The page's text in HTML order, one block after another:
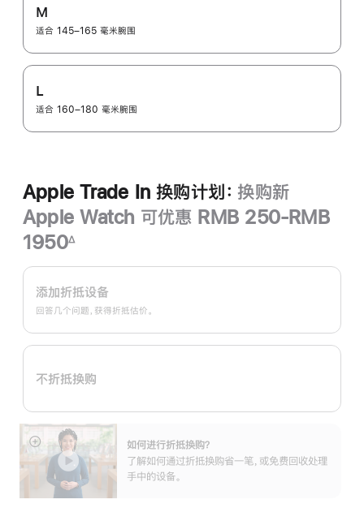
M
适合 145–165 毫米腕围
L
适合 160–180 毫米腕围
Apple Trade In 换购计划： 换购新
Apple Watch 可优惠 RMB 250-RMB
1950
注
∆
Apple
Trade
换
购
划：
添加折抵设备
回答几个问题，获得折抵估价。
不折抵换购
如何进行折抵换购？
了解如何通过折抵换购省一笔，或免费回收处理
手中的设备。
展